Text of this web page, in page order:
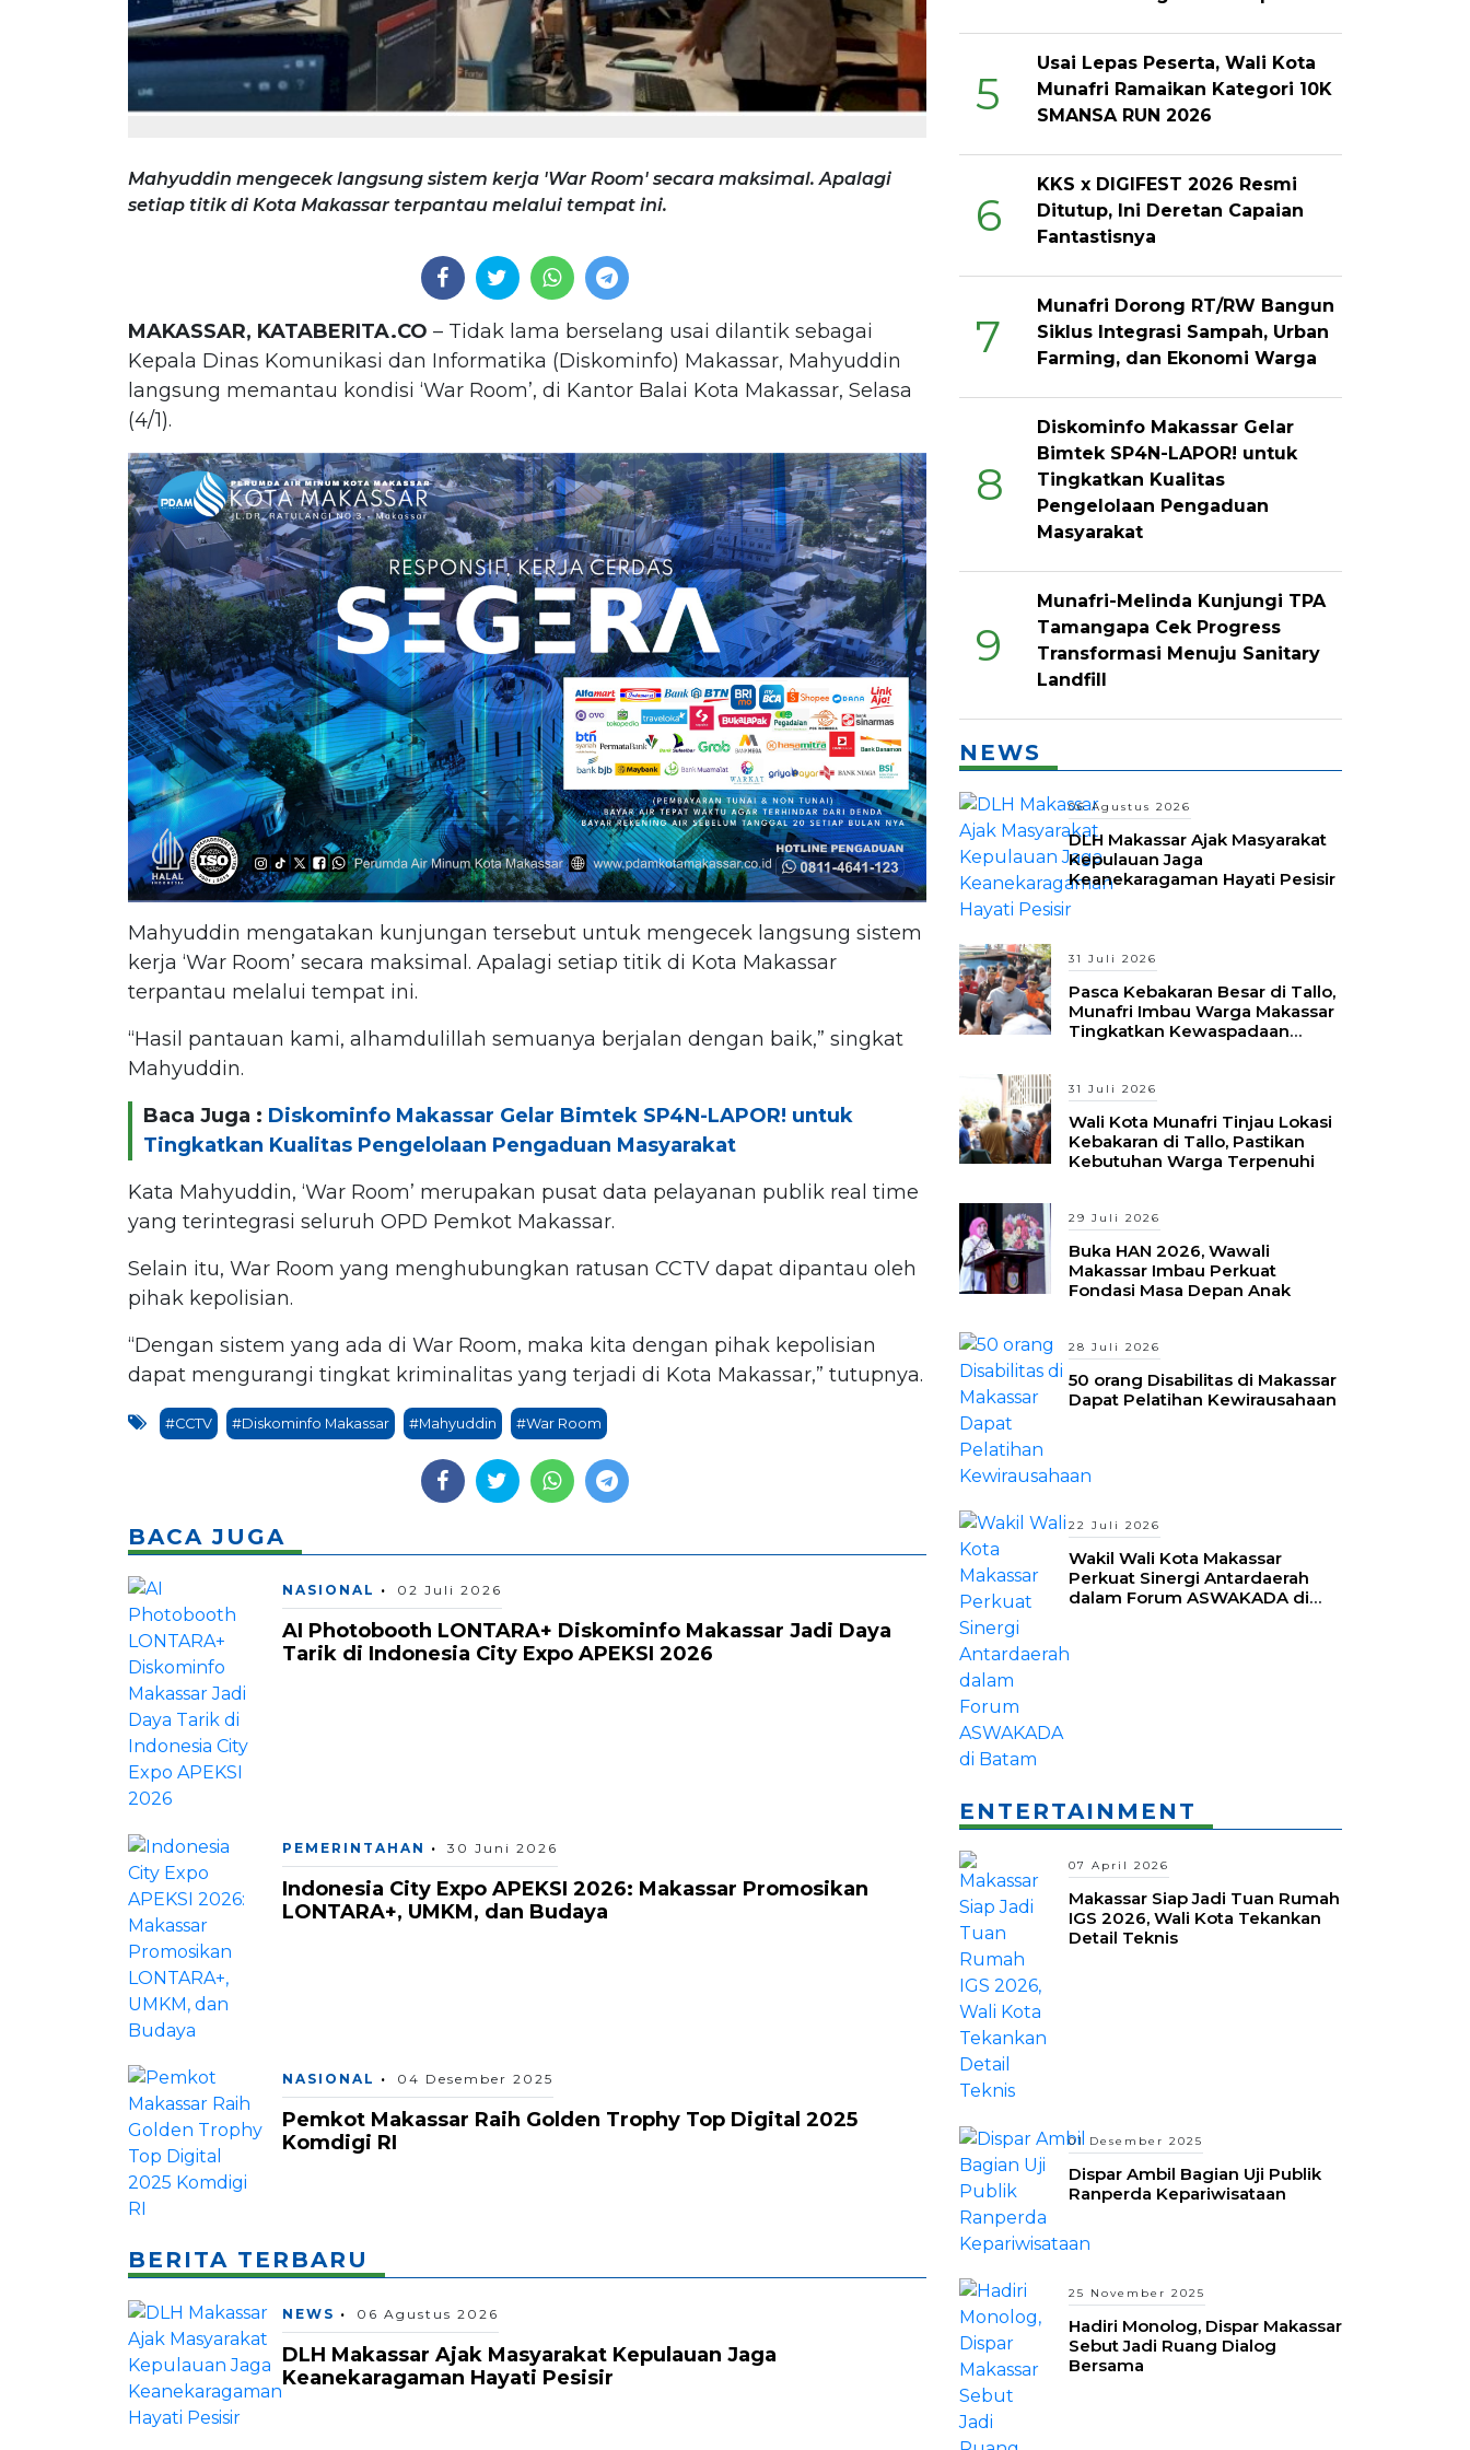
Mahyuddin mengecek langsung sistem kerja 'War Room' secara maksimal. Apalagi
setiap titik di Kota Makassar terpantau melalui tempat ini.
MAKASSAR, KATABERITA.CO – Tidak lama berselang usai dilantik sebagai
Kepala Dinas Komunikasi dan Informatika (Diskominfo) Makassar, Mahyuddin
langsung memantau kondisi ‘War Room’, di Kantor Balai Kota Makassar, Selasa
(4/1).
Mahyuddin mengatakan kunjungan tersebut untuk mengecek langsung sistem
kerja ‘War Room’ secara maksimal. Apalagi setiap titik di Kota Makassar
terpantau melalui tempat ini.
“Hasil pantauan kami, alhamdulillah semuanya berjalan dengan baik,” singkat
Mahyuddin.
Baca Juga : Diskominfo Makassar Gelar Bimtek SP4N-LAPOR! untuk
Tingkatkan Kualitas Pengelolaan Pengaduan Masyarakat
Kata Mahyuddin, ‘War Room’ merupakan pusat data pelayanan publik real time
yang terintegrasi seluruh OPD Pemkot Makassar.
Selain itu, War Room yang menghubungkan ratusan CCTV dapat dipantau oleh
pihak kepolisian.
“Dengan sistem yang ada di War Room, maka kita dengan pihak kepolisian
dapat mengurangi tingkat kriminalitas yang terjadi di Kota Makassar,” tutupnya.
#CCTV #Diskominfo Makassar #Mahyuddin #War Room
BACA JUGA
NASIONAL 02 Juli 2026
AI Photobooth LONTARA+ Diskominfo Makassar Jadi Daya
Tarik di Indonesia City Expo APEKSI 2026
PEMERINTAHAN 30 Juni 2026
Indonesia City Expo APEKSI 2026: Makassar Promosikan
LONTARA+, UMKM, dan Budaya
NASIONAL 04 Desember 2025
Pemkot Makassar Raih Golden Trophy Top Digital 2025
Komdigi RI
BERITA TERBARU
NEWS 06 Agustus 2026
DLH Makassar Ajak Masyarakat Kepulauan Jaga
Keanekaragaman Hayati Pesisir
5
Usai Lepas Peserta, Wali Kota
Munafri Ramaikan Kategori 10K
SMANSA RUN 2026
6
KKS x DIGIFEST 2026 Resmi
Ditutup, Ini Deretan Capaian
Fantastisnya
7
Munafri Dorong RT/RW Bangun
Siklus Integrasi Sampah, Urban
Farming, dan Ekonomi Warga
8
Diskominfo Makassar Gelar
Bimtek SP4N-LAPOR! untuk
Tingkatkan Kualitas
Pengelolaan Pengaduan
Masyarakat
9
Munafri-Melinda Kunjungi TPA
Tamangapa Cek Progress
Transformasi Menuju Sanitary
Landfill
NEWS
06 Agustus 2026
DLH Makassar Ajak Masyarakat
Kepulauan Jaga
Keanekaragaman Hayati Pesisir
31 Juli 2026
Pasca Kebakaran Besar di Tallo,
Munafri Imbau Warga Makassar
Tingkatkan Kewaspadaan
31 Juli 2026
Wali Kota Munafri Tinjau Lokasi
Kebakaran di Tallo, Pastikan
Kebutuhan Warga Terpenuhi
29 Juli 2026
Buka HAN 2026, Wawali
Makassar Imbau Perkuat
Fondasi Masa Depan Anak
28 Juli 2026
50 orang Disabilitas di Makassar
Dapat Pelatihan Kewirausahaan
22 Juli 2026
Wakil Wali Kota Makassar
Perkuat Sinergi Antardaerah
dalam Forum ASWAKADA di
ENTERTAINMENT
07 April 2026
Makassar Siap Jadi Tuan Rumah
IGS 2026, Wali Kota Tekankan
Detail Teknis
01 Desember 2025
Dispar Ambil Bagian Uji Publik
Ranperda Kepariwisataan
25 November 2025
Hadiri Monolog, Dispar Makassar
Sebut Jadi Ruang Dialog
Bersama